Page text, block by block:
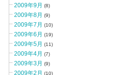
2009年9月 (8)
2009年8月 (9)
2009年7月 (10)
2009年6月 (19)
2009年5月 (11)
2009年4月 (7)
2009年3月 (9)
2009年2月 (10)